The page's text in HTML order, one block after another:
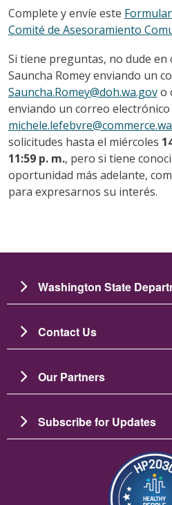
Complete y envíe este
Comité de Asesoramiento
Si tiene preguntas, no dude en
Sauncha Romey enviando un
Sauncha.Romey@doh.wa.govo
enviando un correo electrónico
solicitudes hasta el miércoles
11:59 p. m., pero si tiene
oportunidad más adelante,
para expresarnos su interés.
Washington State
Contact Us
Our Partners
Subscribe for Updates
Imagen